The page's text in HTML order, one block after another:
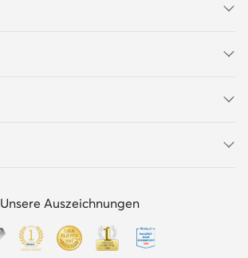
Unsere Auszeichnungen